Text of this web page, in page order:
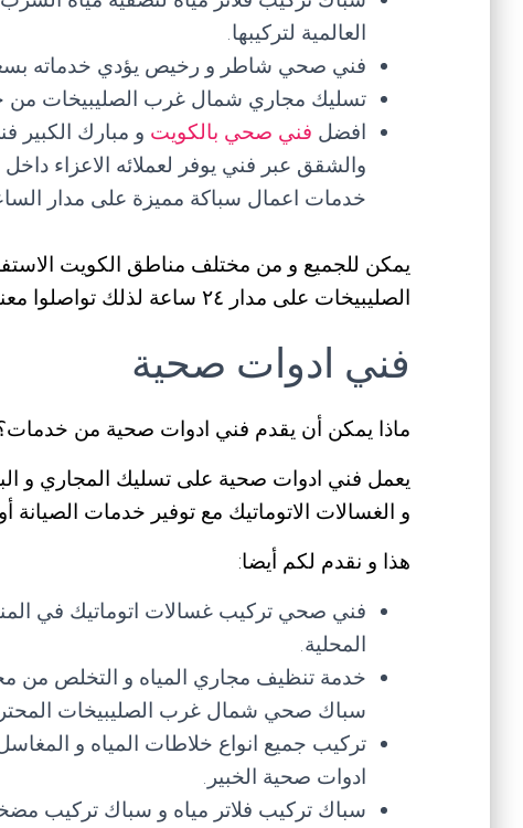
العالمية لتركيبها.
فني صحي شاطر و رخيص يؤدي خدماته
تسليك مجاري شمال غرب الصليبيخات
افضل فني صحي بالكويت و مبارك
والشقق عبر فني يوفر لعملائه الاعزاء
خدمات اعمال سباكة مميزة على مدار
يمكن للجميع و من مختلف مناطق الكويت
الصليبيخات على مدار ٢٤ ساعة لذلك تواصلوا معنا الان.
فني ادوات صحية
ماذا يمكن أن يقدم فني ادوات صحية من
يعمل فني ادوات صحية على تسليك المجاري و
و الغسالات الاتوماتيك مع توفير خدمات الصيانة
هذا و نقدم لكم أيضا:
فني صحي تركيب غسالات اتوماتيك في
المحلية.
خدمة تنظيف مجاري المياه و التخلص من
سباك صحي شمال غرب الصليبيخات
تركيب جميع انواع خلاطات المياه و
ادوات صحية الخبير.
سباك تركيب فلاتر مياه و سباك تركيب